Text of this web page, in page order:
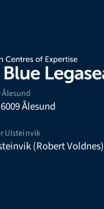
Ålesund
Ålesund
Ulsteinvik
(Robert Voldnes)